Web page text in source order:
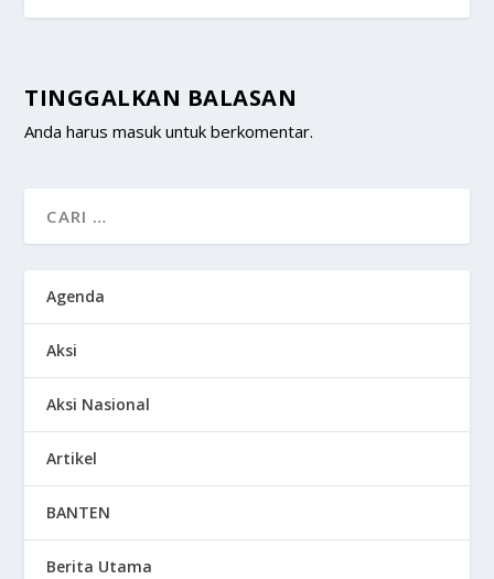
TINGGALKAN BALASAN
Anda harusmasuk untuk berkomentar.
Agenda
Aksi
Aksi Nasional
Artikel
BANTEN
Berita Utama